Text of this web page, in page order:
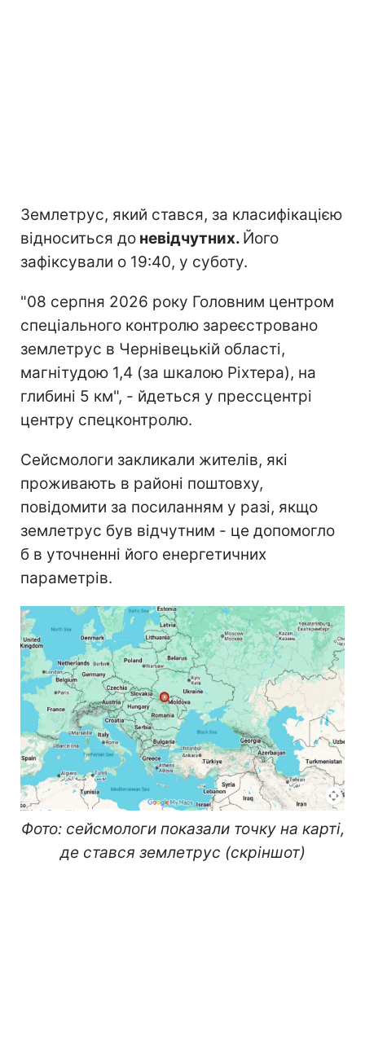
Землетрус, який стався, за класифікацією
відноситься до невідчутних. Його
зафіксували о 19:40, у суботу.
"08 серпня 2026 року Головним центром
спеціального контролю зареєстровано
землетрус в Чернівецькій області,
магнітудою 1,4 (за шкалою Ріхтера), на
глибині 5 км", - йдеться у прессцентрі
центру спецконтролю.
Сейсмологи закликали жителів, які
проживають в районі поштовху,
повідомити за посиланням у разі, якщо
землетрус був відчутним - це допомогло
б в уточненні його енергетичних
параметрів.
Фото: сейсмологи показали точку на карті,
де стався землетрус (скріншот)